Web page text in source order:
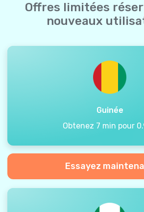
Offres limitées
nouveaux
Guinée
Obtenez 7 min pour
Essayez